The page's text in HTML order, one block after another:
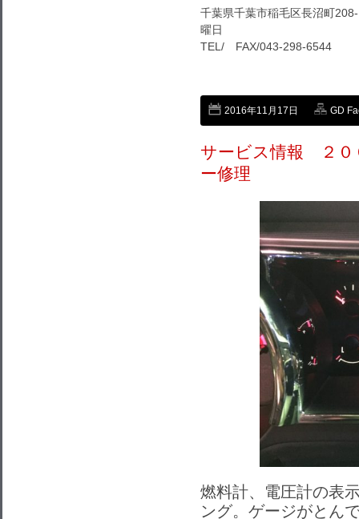
千葉県千葉市稲毛区長沼町
曜日
TEL/ FAX/043-298-6544
2016年11月17日 GD
サービス情報 ２
ー修理
燃料計、電圧計の表
ング。 ゲージがとん